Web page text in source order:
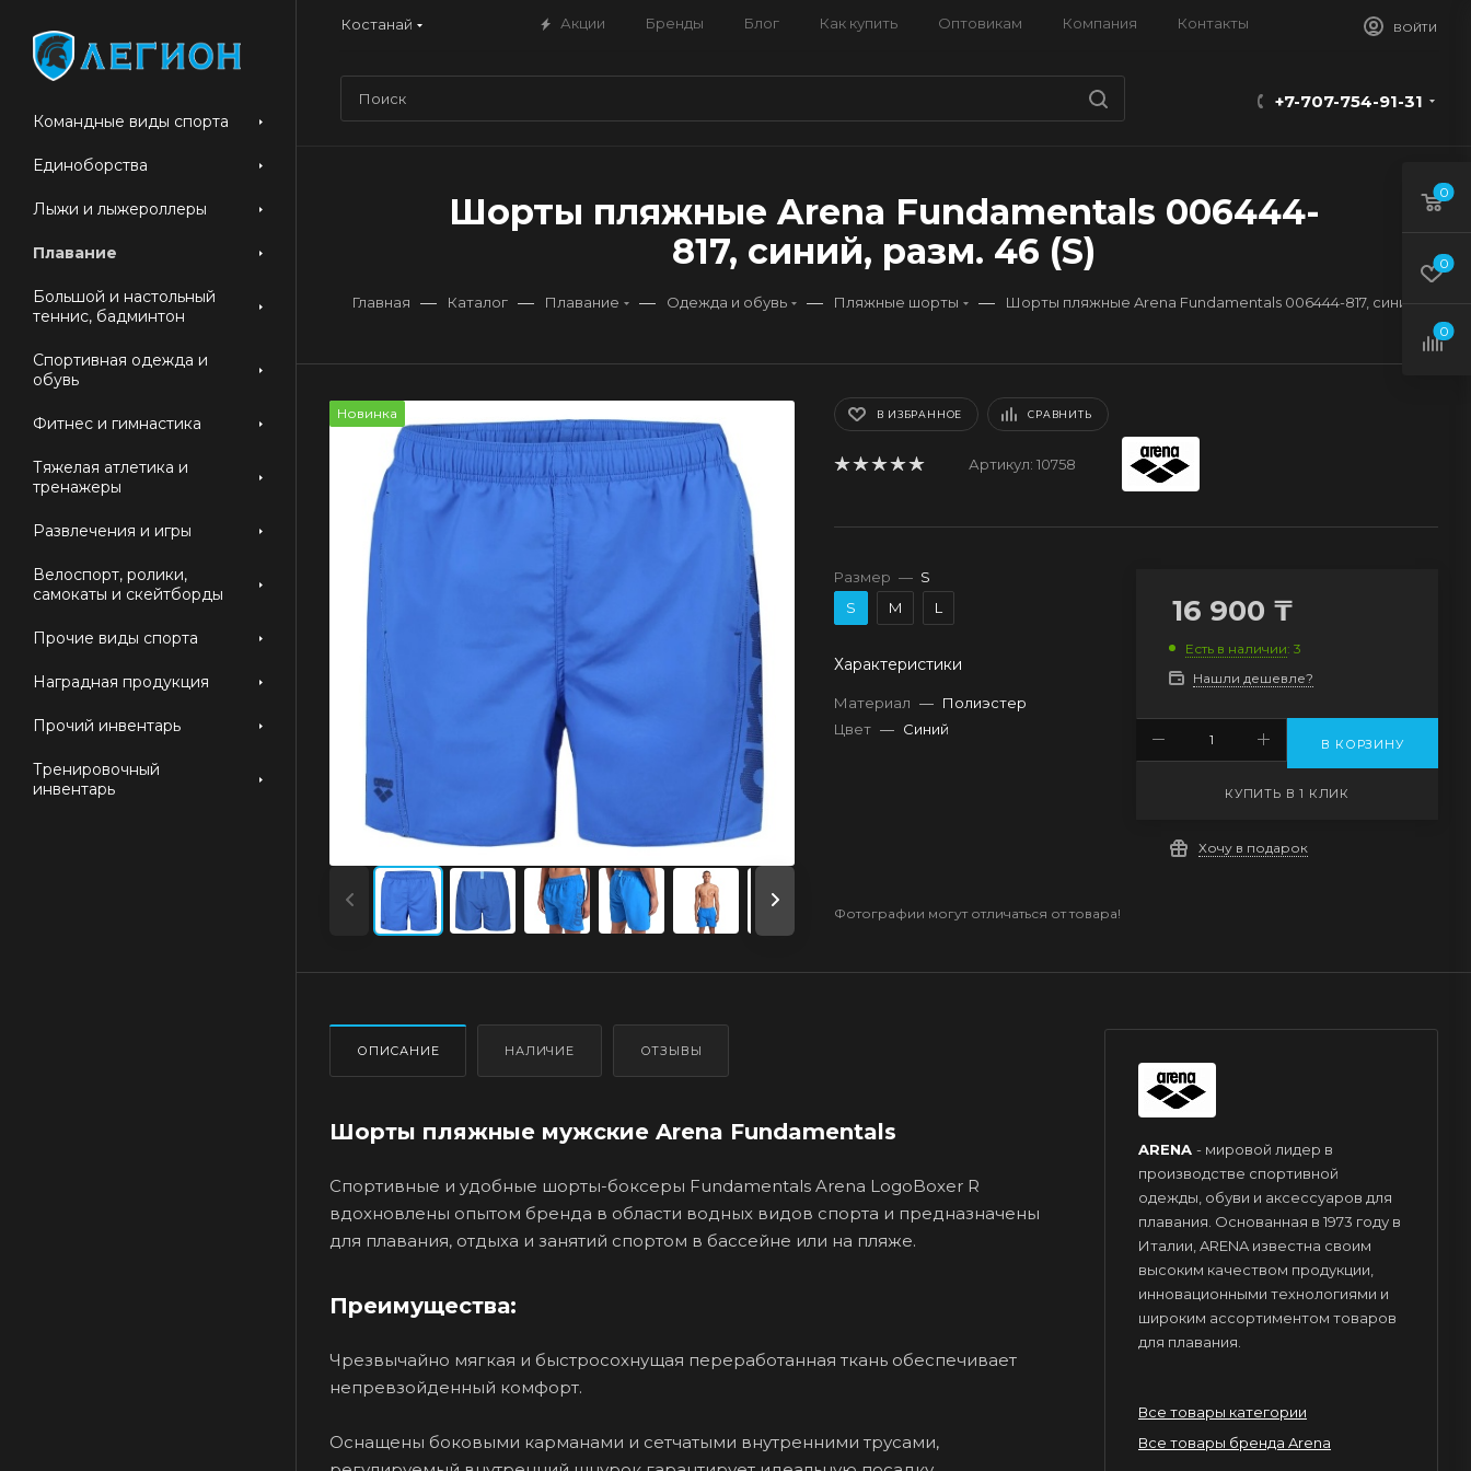
Костанай Акции Бренды Блог Как купить Оптовикам Компания Контакты ВОЙТИ
+7-707-754-91-31
Командные виды спорта
Единоборства
Лыжи и лыжероллеры
Плавание
Большой и настольный
теннис, бадминтон
Спортивная одежда и
обувь
Фитнес и гимнастика
Тяжелая атлетика и
тренажеры
Развлечения и игры
Велоспорт, ролики,
самокаты и скейтборды
Прочие виды спорта
Наградная продукция
Прочий инвентарь
Тренировочный
инвентарь
Шорты пляжные Arena Fundamentals 006444-
817, синий, разм. 46 (S)
Главная — Каталог — Плавание — Одежда и обувь — Пляжные шорты — Шорты пляжные Arena Fundamentals 006444-817, синий
Новинка В ИЗБРАННОЕ СРАВНИТЬ
Артикул: 10758
Размер — S
S
M L
Характеристики
Материал — Полиэстер
Цвет — Синий
16 900 ₸
Есть в наличии: 3
Нашли дешевле?
В КОРЗИНУ
КУПИТЬ В 1 КЛИК
Хочу в подарок
Фотографии могут отличаться от товара!
ОПИСАНИЕ НАЛИЧИЕ ОТЗЫВЫ
Шорты пляжные мужские Arena Fundamentals
Спортивные и удобные шорты-боксеры Fundamentals Arena LogoBoxer R
вдохновлены опытом бренда в области водных видов спорта и предназначены
для плавания, отдыха и занятий спортом в бассейне или на пляже.
Преимущества:
Чрезвычайно мягкая и быстросохнущая переработанная ткань обеспечивает
непревзойденный комфорт.
Оснащены боковыми карманами и сетчатыми внутренними трусами,
ARENA - мировой лидер в
производстве спортивной
одежды, обуви и аксессуаров для
плавания. Основанная в 1973 году в
Италии, ARENA известна своим
высоким качеством продукции,
инновационными технологиями и
широким ассортиментом товаров
для плавания.
Все товары категории
Все товары бренда Arena
0
0
0